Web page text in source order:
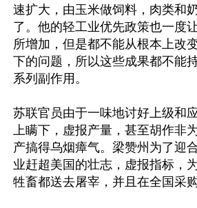
速扩大，由玉米做饲料，肉类和
了。他的轻工业优先政策也一度
所增加，但是都不能从根本上改
下的问题，所以这些成果都不能
系列副作用。
苏联官员由于一味地讨好上级和
上瞒下，虚报产量，甚至胡作非
产搞得乌烟瘴气。梁赞州为了迎
业赶超美国的壮志，虚报指标，
牲畜都送去屠宰，并且在全国采